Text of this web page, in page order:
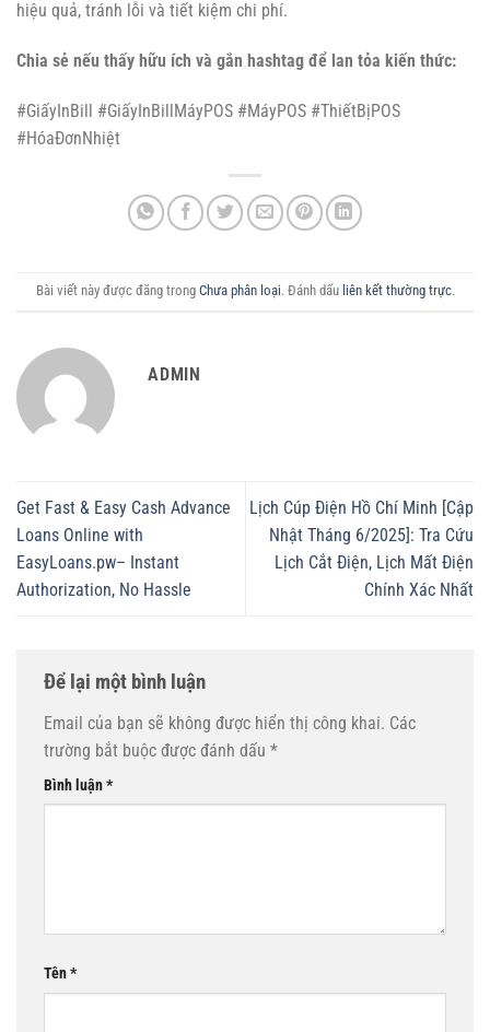
hiệu quả, tránh lỗi và tiết kiệm chi phí.
Chia sẻ nếu thấy hữu ích và gắn hashtag để lan tỏa kiến thức:
#GiấyInBill #GiấyInBillMáyPOS #MáyPOS #ThiếtBịPOS
#HóaĐơnNhiệt
Bài viết này được đăng trong Chưa phân loại. Đánh dấu liên kết thường trực.
ADMIN
Get Fast & Easy Cash Advance
Loans Online with
EasyLoans.pw– Instant
Authorization, No Hassle
Lịch Cúp Điện Hồ Chí Minh [Cập
Nhật Tháng 6/2025]: Tra Cứu
Lịch Cắt Điện, Lịch Mất Điện
Chính Xác Nhất
Để lại một bình luận
Email của bạn sẽ không được hiển thị công khai. Các
trường bắt buộc được đánh dấu *
Bình luận*
Tên*